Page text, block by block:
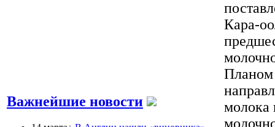
Важнейшие новости
Кара-
Планом
молока